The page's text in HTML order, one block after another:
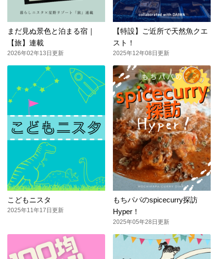
まだ見ぬ景色と泊まる宿｜
【旅】連載
2026年02年13日更新
【特設】ご近所で天然魚クエ
スト！
2025年12年08日更新
こどもニスタ
2025年11年17日更新
もちパパのspicecurry探訪
Hyper！
2025年05年28日更新